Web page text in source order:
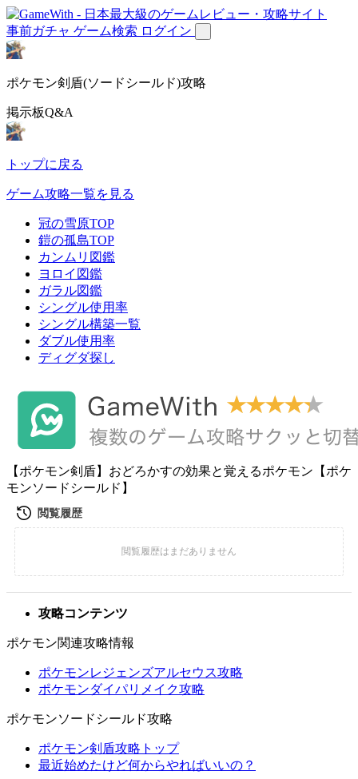
事前ガチャ ゲーム検索 ログイン
ポケモン剣盾(ソードシールド)攻略
掲示板Q&A
トップに戻る
ゲーム攻略一覧を見る
冠の雪原TOP
鎧の孤島TOP
カンムリ図鑑
ヨロイ図鑑
ガラル図鑑
シングル使用率
シングル構築一覧
ダブル使用率
ディグダ探し
【ポケモン剣盾】おどろかすの効果と覚えるポケモン【ポケ
モンソードシールド】
攻略コンテンツ
ポケモン関連攻略情報
ポケモンレジェンズアルセウス攻略
ポケモンダイパリメイク攻略
ポケモンソードシールド攻略
ポケモン剣盾攻略トップ
最近始めたけど何からやればいいの？